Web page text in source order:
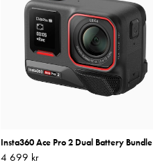
Insta360 Ace Pro 2 Dual Battery Bundle
Pris:4 699 kr
4 699 kr